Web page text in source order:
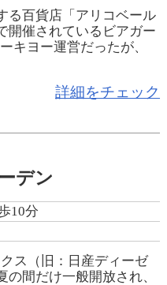
る百貨店「アリコベール
開催されているビアガー
キヨー運営だったが、
詳細をチェック
デン
10分
ス（旧：日産ディーゼ
間だけ一般開放され、